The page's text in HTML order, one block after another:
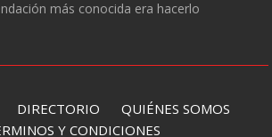
más conocida era hacerlo
DIRECTORIO QUIÉNES SOMOS
Y CONDICIONES